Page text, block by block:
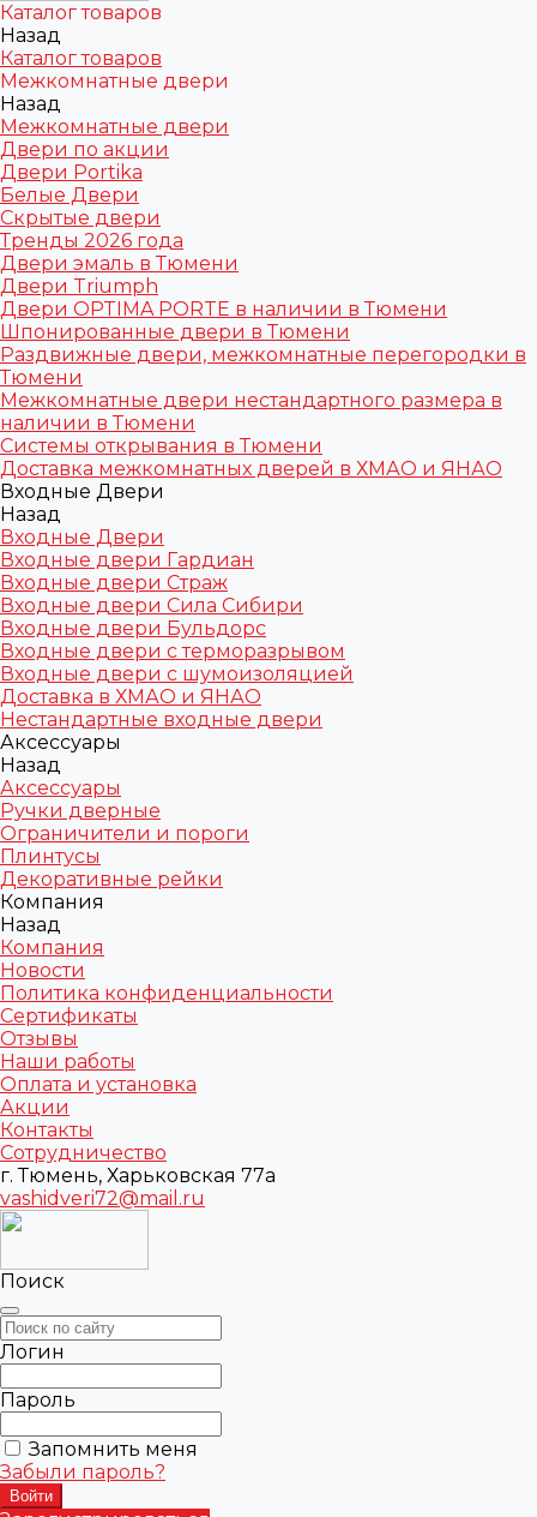
Каталог товаров
Назад
Каталог товаров
Межкомнатные двери
Назад
Межкомнатные двери
Двери по акции
Двери Portika
Белые Двери
Скрытые двери
Тренды 2026 года
Двери эмаль в Тюмени
Двери Triumph
Двери OPTIMA PORTE в наличии в Тюмени
Шпонированные двери в Тюмени
Раздвижные двери, межкомнатные перегородки в
Тюмени
Межкомнатные двери нестандартного размера в
наличии в Тюмени
Системы открывания в Тюмени
Доставка межкомнатных дверей в ХМАО и ЯНАО
Входные Двери
Назад
Входные Двери
Входные двери Гардиан
Входные двери Страж
Входные двери Сила Сибири
Входные двери Бульдорс
Входные двери с терморазрывом
Входные двери с шумоизоляцией
Доставка в ХМАО и ЯНАО
Нестандартные входные двери
Аксессуары
Назад
Аксессуары
Ручки дверные
Ограничители и пороги
Плинтусы
Декоративные рейки
Компания
Назад
Компания
Новости
Политика конфиденциальности
Сертификаты
Отзывы
Наши работы
Оплата и установка
Акции
Контакты
Сотрудничество
г. Тюмень, Харьковская 77а
vashidveri72@mail.ru
Поиск
Логин
Пароль
Запомнить меня
Забыли пароль?